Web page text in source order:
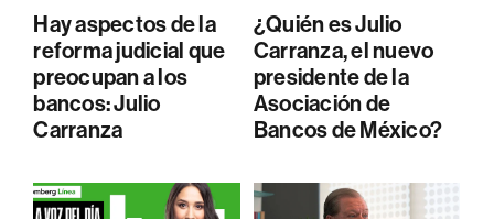
Hay aspectos de la
reforma judicial que
preocupan a los
bancos: Julio
Carranza
¿Quién es Julio
Carranza, el nuevo
presidente de la
Asociación de
Bancos de México?